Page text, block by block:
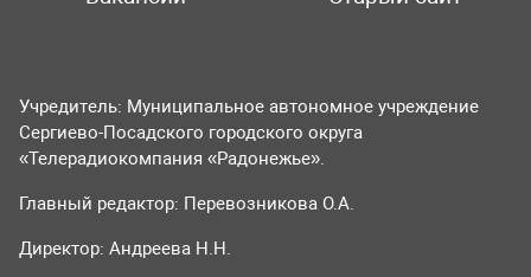
Учредитель: Муниципальное автономное учреждение
Сергиево-Посадского городского округа
«Телерадиокомпания «Радонежье».
Главный редактор: Перевозникова О.А.
Директор: Андреева Н.Н.